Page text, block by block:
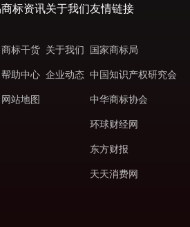
商标资讯
商标干货
帮助中心
网站地图
关于我们
关于我们
企业动态
友情链接
国家商标局
中国知识产权研究会
中华商标协会
环球财经网
东方财报
天天消费网